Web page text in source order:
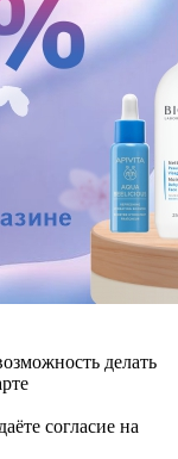
делать
согласие на